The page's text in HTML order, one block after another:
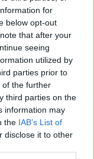
for
below opt-out
that after your
seeing
utilized by
parties prior to
of the further
third parties on the
information may
the IAB’s List of
disclose it to other
zjistila ČTK.
rozdělit
prostředí
(Motoristé) chce
Severní
ušetřila na
hnědouhelného
původní dohody.